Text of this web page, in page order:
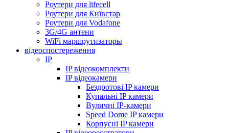
Роутери для lifecell
Роутери для Київстар
Роутери для Vodafone
3G/4G антени
WiFi маршрутизаторы
відеоспостереження
IP
IP відеокомплекти
IP відеокамери
Бездротові IP камери
Купальні IP камери
Вуличні IP-камери
Speed Dome IP камери
Корпусні IP камери